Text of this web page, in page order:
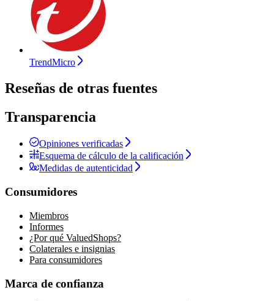
TrendMicro
Reseñas de otras fuentes
Transparencia
Opiniones verificadas
Esquema de cálculo de la calificación
Medidas de autenticidad
Consumidores
Miembros
Informes
¿Por qué ValuedShops?
Colaterales e insignias
Para consumidores
Marca de confianza